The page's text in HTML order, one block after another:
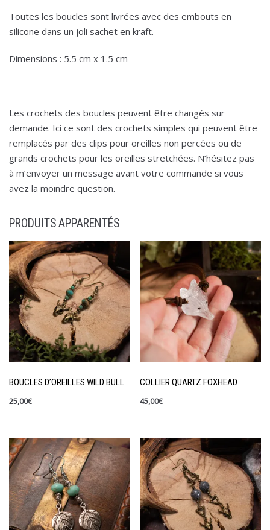
Toutes les boucles sont livrées avec des embouts en
silicone dans un joli sachet en kraft.
Dimensions : 5.5 cm x 1.5 cm
Les crochets des boucles peuvent être changés sur
demande. Ici ce sont des crochets simples qui peuvent être
remplacés par des clips pour oreilles non percées ou de
grands crochets pour les oreilles stretchées. N’hésitez pas
à m’envoyer un message avant votre commande si vous
avez la moindre question.
PRODUITS APPARENTÉS
BOUCLES D’OREILLES WILD BULL
25,00€
COLLIER QUARTZ FOXHEAD
45,00€